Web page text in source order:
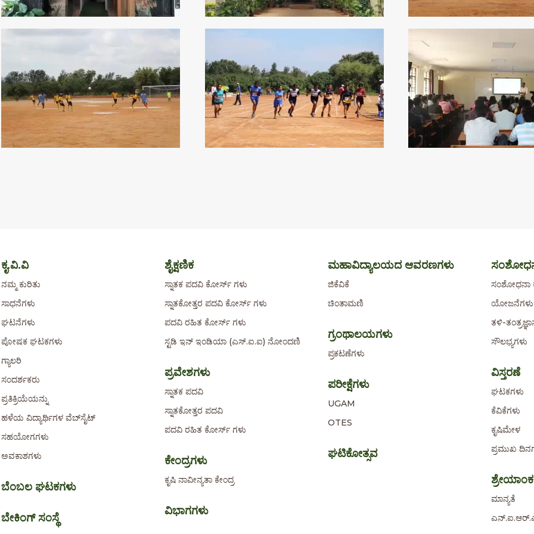
ಕೃ.ವಿ.ವಿ
ನಮ್ಮ ಕುರಿತು
ಸಾಧನೆಗಳು
ಘಟನೆಗಳು
ಪೋಷಕ ಘಟಕಗಳು
ಗ್ಯಾಲರಿ
ಸಂದರ್ಶಕರು
ಪ್ರತಿಕ್ರಿಯೆಯನ್ನು
ಹಳೆಯ ವಿದ್ಯಾರ್ಥಿಗಳ ವೆಬ್‌ಸೈಟ್
ಸಹಯೋಗಗಳು
ಅವಕಾಶಗಳು
ಬೆಂಬಲ ಘಟಕಗಳು
ಬೇಕಿಂಗ್ ಸಂಸ್ಥೆ
ಶೈಕ್ಷಣಿಕ
ಸ್ನಾತಕ ಪದವಿ ಕೋರ್ಸ್ ಗಳು
ಸ್ನಾತಕೋತ್ತರ ಪದವಿ ಕೋರ್ಸ್ ಗಳು
ಪದವಿ ರಹಿತ ಕೋರ್ಸ್ ಗಳು
ಸ್ಟಡಿ ಇನ್ ಇಂಡಿಯಾ (ಎಸ್.ಐ.ಐ) ನೋಂದಣಿ
ಪ್ರವೇಶಗಳು
ಸ್ನಾತಕ ಪದವಿ
ಸ್ನಾತಕೋತ್ತರ ಪದವಿ
ಪದವಿ ರಹಿತ ಕೋರ್ಸ್ ಗಳು
ಕೇಂದ್ರಗಳು
ಕೃಷಿ ನಾವೀನ್ಯತಾ ಕೇಂದ್ರ
ವಿಭಾಗಗಳು
ಮಹಾವಿದ್ಯಾಲಯದ ಆವರಣಗಳು
ಜಿಕೆವಿಕೆ
ಚಿಂತಾಮಣಿ
ಗ್ರಂಥಾಲಯಗಳು
ಪ್ರಕಟಣೆಗಳು
ಪರೀಕ್ಷೆಗಳು
UGAM
OTES
ಘಟಿಕೋತ್ಸವ
ಸಂಶೋಧನಾ
ಯೋಜನೆಗಳು
ತಳಿ-
ಸೌಲಭ್ಯಗಳು
ವಿಸ್ತರಣೆ
ಘಟಕಗಳು
ಕೆವಿಕೆಗಳು
ಕೃಷಿಮೇಳ
ಪ್ರಮುಖ
ಮಾನ್ಯತೆ